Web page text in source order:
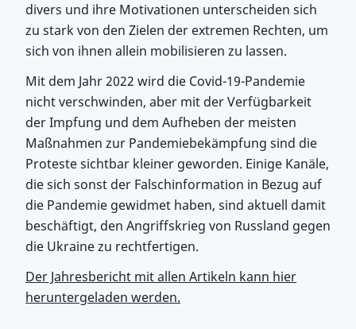
divers und ihre Motivationen unterscheiden sich
zu stark von den Zielen der extremen Rechten, um
sich von ihnen allein mobilisieren zu lassen.
Mit dem Jahr 2022 wird die Covid-19-Pandemie
nicht verschwinden, aber mit der Verfügbarkeit
der Impfung und dem Aufheben der meisten
Maßnahmen zur Pandemiebekämpfung sind die
Proteste sichtbar kleiner geworden. Einige Kanäle,
die sich sonst der Falschinformation in Bezug auf
die Pandemie gewidmet haben, sind aktuell damit
beschäftigt, den Angriffskrieg von Russland gegen
die Ukraine zu rechtfertigen.
Der Jahresbericht mit allen Artikeln kann hier
heruntergeladen werden.